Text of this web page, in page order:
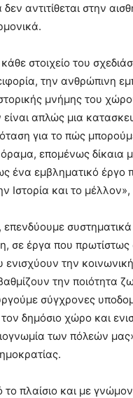
δεν αντιτίθεται στην
στοιχείο του
την ανθρώπινη
μνήμης του
απλώς μια
για το πώς
επομένως δίκαια
ένα εμβληματικό έργο
Ιστορία και το
συστηματικά
σε έργα που πρωτίστως
ενισχύουν την
την ποιότητα
σύγχρονες
δημόσιο χώρο και
των πόλεών
πλαίσιο και με